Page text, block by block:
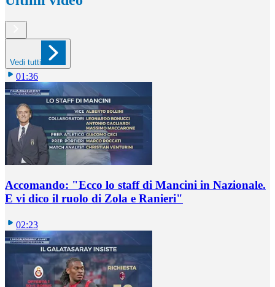
Vedi tutti
01:36
Accomando: "Ecco lo staff di Mancini in Nazionale.
E vi dico il ruolo di Zola e Ranieri"
02:23